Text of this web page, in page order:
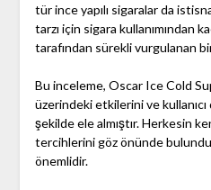
tür ince yapılı sigaralar da
tarzı için sigara kullanımından
tarafından sürekli vurgulanan
Bu inceleme, Oscar Ice Cold
üzerindeki etkilerini ve
şekilde ele almıştır. Herkesin
tercihlerini göz önünde
önemlidir.